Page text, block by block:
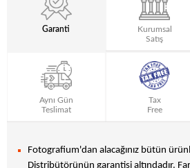
Garanti
Kurumsal
Satış
Aynı Gün
Teslimat
Tax
Free
Fotografium'dan alacağınız bütün
Distribütörünün garantisi altındadır.